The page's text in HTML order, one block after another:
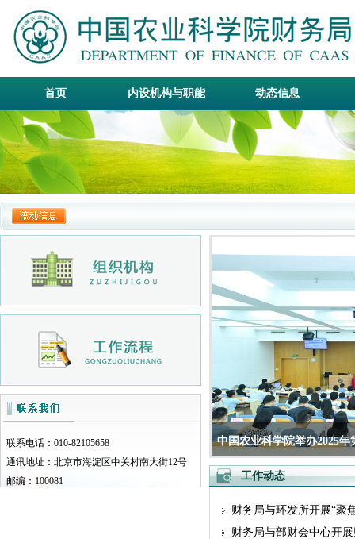
首页 内设机构与职能 动态信息
联系电话：010-82105658
通讯地址：北京市海淀区中关村南大街12号
邮编：100081
中国农业科学院举办2025年
工作动态
财务局与环发所开展“聚
财务局与部财会中心开